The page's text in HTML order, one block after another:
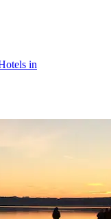
in